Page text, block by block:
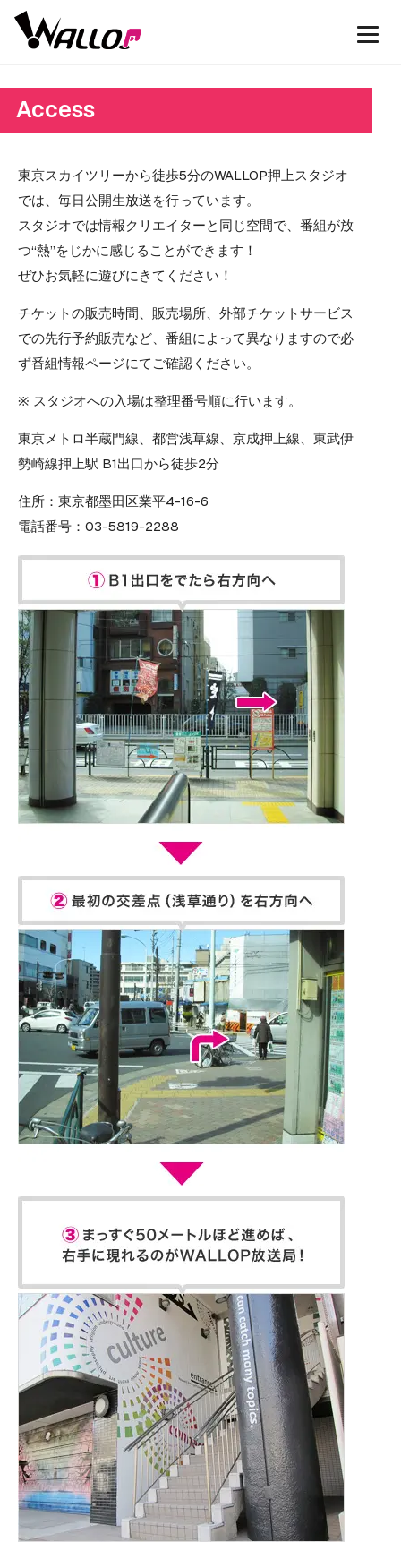
Access
東京スカイツリーから徒歩5分のWALLOP押上スタジオ
では、毎日公開生放送を行っています。
スタジオでは情報クリエイターと同じ空間で、番組が放
つ“熱”をじかに感じることができます！
ぜひお気軽に遊びにきてください！
チケットの販売時間、販売場所、外部チケットサービス
での先行予約販売など、番組によって異なりますので必
ず番組情報ページにてご確認ください。
※ スタジオへの入場は整理番号順に行います。
東京メトロ半蔵門線、都営浅草線、京成押上線、東武伊
勢崎線押上駅 B1出口から徒歩2分
住所： 東京都墨田区業平4-16-6
電話番号： 03-5819-2288